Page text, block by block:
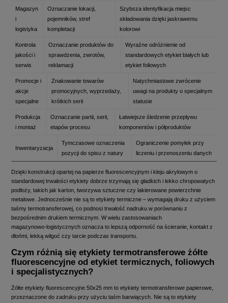
Magazyn
i
logistyka
Oznaczanie lokacji,
pojemników, stref
kompletacji
Szybsza identyfikacja miejsc
składowania dzięki jaskrawemu
kolorowi
Kontrola
jakości i
serwis
Oznaczanie produktów do
sprawdzenia, zwrotów,
reklamacji
Wyraźne odróżnienie od
standardowych etykiet białych lub
etykiet foliowych
Promocje i
akcje
specjalne
Znakowanie towarów
promocyjnych, wyprzedaży,
krótkich serii
Natychmiastowe zwrócenie
uwagi na produkty o specjalnym
statusie
Produkcja
i montaż
Oznaczanie partii, serii,
etapów procesu
Łatwiejsze śledzenie przepływu
komponentów i półproduktów
Inwentaryzacja
Tymczasowe oznaczenia
pozycji do spisu z natury
Ograniczenie pomyłek przy
liczeniu i przenoszeniu danych
Dzięki konstrukcji opartej na papierze fluorescencyjnym i kleju akrylowym o
standardowej trwałości etykiety dobrze trzymają się gładkich i lekko chropowatych
podłoży, takich jak karton, tworzywa sztuczne czy lakierowane powierzchnie
metalowe. Jednocześnie nie są to etykiety termiczne – wymagają druku z użyciem
taśmy termotransferowej, co podnosi trwałość nadruku w porównaniu z
bezpośrednim drukiem termicznym. W wielu zastosowaniach
magazynowo‑logistycznych oznacza to lepszą odporność na ścieranie, kontakt z
dłońmi, lekką wilgoć czy tarcie podczas transportu.
Czym różnią się etykiety termotransferowe żółte
fluorescencyjne od etykiet termicznych, foliowych
i specjalistycznych?
Żółte etykiety fluorescencyjne 50x25 mm to etykiety termotransferowe papierowe,
przeznaczone do zadruku przy użyciu taśm barwiących. Nie są to etykiety